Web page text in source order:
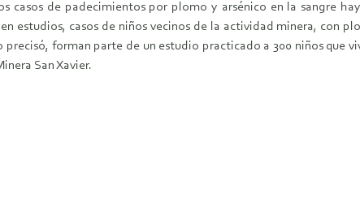
casos de padecimientos por plomo y arsénico en la sangre
estudios, casos de niños vecinos de la actividad minera, con
precisó, forman parte de un estudio practicado a 300 niños que
San Xavier.